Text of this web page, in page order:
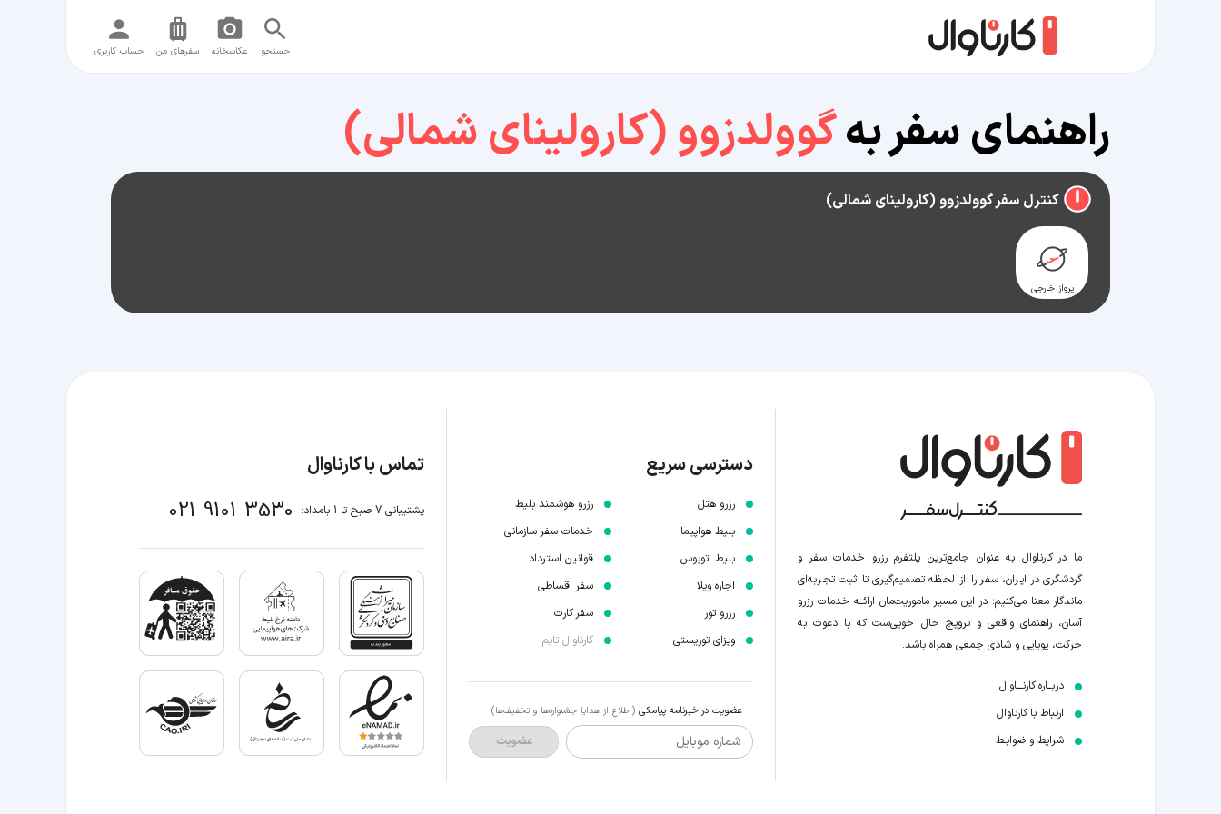
جستجو عکاسخانه سفر‌های من حساب کاربری
راهنمای سفر بهگوولدزوو (کارولینای شمالی)
کنترل سفر گوولدزوو (کارولینای شمالی)
پرواز خارجی
ما در کارناوال به عنوان جامع‌ترین پلتفرم رزرو خدمات سفر و
گردشگری در ایران، سفر را از لحظه‌ تصمیم‌گیری تا ثبت تجربه‌ای
ماندگار معنا می‌کنیم؛ در این مسیر‍ ماموریت‌مان اراﺋــﻪ خدمات رزرو
آسان، راهنمای واقعی و ترویج حال خوبی‌ست که با دعوت به
حرکت، پویایی و شادی جمعی همراه باشد.
دربــاره کارنـــاوال
ارتباط با کارناوال
شرایط و ضوابـط
دسترسی سریع
رزرو هتل
بلیط هواپیما
بلیط اتوبوس
اجاره ویلا
رزرو تور
ویزای توریستی
رزرو هوشمند بلیط
خدمات سفر سازمانی
قوانین استرداد
سفر اقساطی
سفر کارت
کارناوال تایم
عضویت در خبرنامه پیامکی (اطلاع از هدایا جشنواره‌ها و تخفیف‌ها)
شماره موبایل عضویت
تماس با کارناوال
پشتیبانی 7 صبح تا 1 بامداد: 021 9101 3530